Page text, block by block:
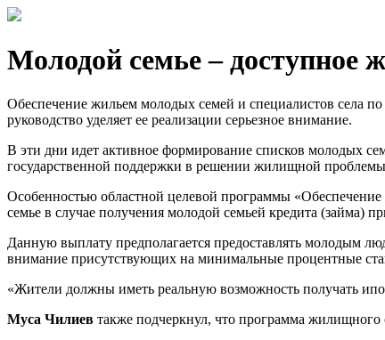
Молодой семье – доступное
Обеспечение жильем молодых семей и специалистов села
руководство уделяет ее реализации серьезное внимание.
В эти дни идет активное формирование списков молодых
государственной поддержки в решении жилищной
Особенностью областной целевой программы
семье в случае получения молодой семьей кредита (займа)
Данную выплату предполагается предоставлять молодым
внимание присутствующих на минимальные процентные
«Жители должны иметь реальную возможность получать
Муса Чилиев также подчеркнул, что программа жилищного